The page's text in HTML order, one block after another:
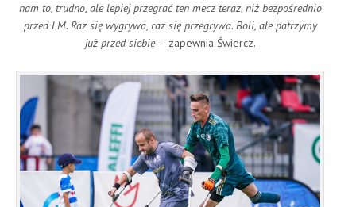
nam to, trudno, ale lepiej przegrać ten mecz teraz, niż bezpośrednio
przed LM. Raz się wygrywa, raz się przegrywa. Boli, ale patrzymy
już przed siebie – zapewnia Świercz.